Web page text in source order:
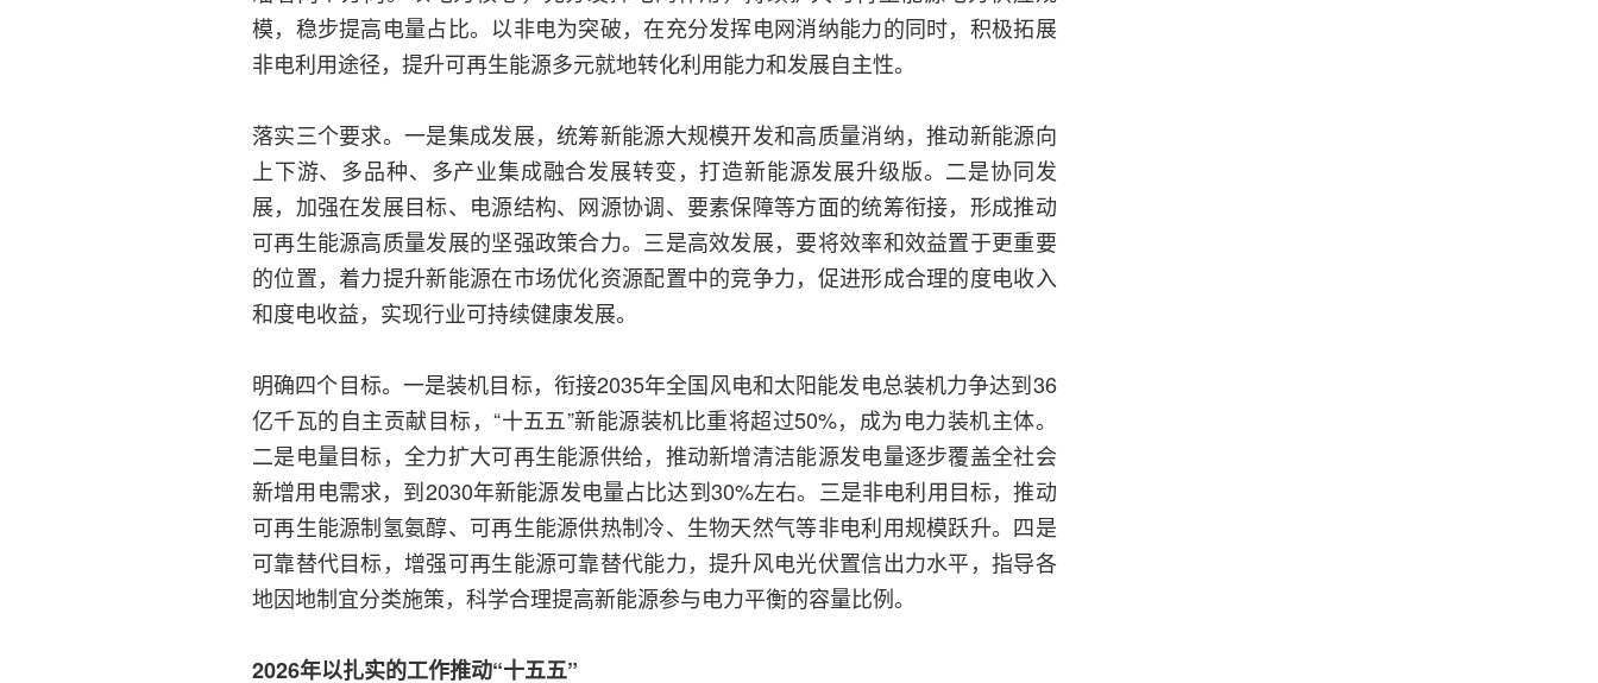
模，稳步提高电量占比。以非电为突破，在充分发挥电网消纳能力的同时，积极拓展
非电利用途径，提升可再生能源多元就地转化利用能力和发展自主性。
落实三个要求。一是集成发展，统筹新能源大规模开发和高质量消纳，推动新能源向
上下游、多品种、多产业集成融合发展转变，打造新能源发展升级版。二是协同发
展，加强在发展目标、电源结构、网源协调、要素保障等方面的统筹衔接，形成推动
可再生能源高质量发展的坚强政策合力。三是高效发展，要将效率和效益置于更重要
的位置，着力提升新能源在市场优化资源配置中的竞争力，促进形成合理的度电收入
和度电收益，实现行业可持续健康发展。
明确四个目标。一是装机目标，衔接2035年全国风电和太阳能发电总装机力争达到36
亿千瓦的自主贡献目标，“十五五”新能源装机比重将超过50%，成为电力装机主体。
二是电量目标，全力扩大可再生能源供给，推动新增清洁能源发电量逐步覆盖全社会
新增用电需求，到2030年新能源发电量占比达到30%左右。三是非电利用目标，推动
可再生能源制氢氨醇、可再生能源供热制冷、生物天然气等非电利用规模跃升。四是
可靠替代目标，增强可再生能源可靠替代能力，提升风电光伏置信出力水平，指导各
地因地制宜分类施策，科学合理提高新能源参与电力平衡的容量比例。
2026年以扎实的工作推动“十五五”